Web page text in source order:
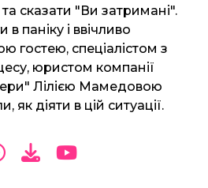
сказати "Ви затримані".
паніку і ввічливо
гостею, спеціалістом з
юристом компанії
Лілією Мамедовою
як діяти в цій ситуації.